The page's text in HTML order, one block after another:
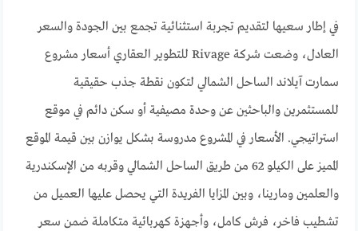
في إطار سعيها لتقديم تجربة استثنائية تجمع بين الجودة والسعر
العادل، وضعت شركة Rivage للتطوير العقاري أسعار مشروع
سمارت آيلاند الساحل الشمالي لتكون نقطة جذب حقيقية
للمستثمرين والباحثين عن وحدة مصيفية أو سكن دائم في موقع
استراتيجي. الأسعار في المشروع مدروسة بشكل يوازن بين قيمة الموقع
المميز على الكيلو 62 من طريق الساحل الشمالي وقربه من الإسكندرية
والعلمين ومارينا، وبين المزايا الفريدة التي يحصل عليها العميل من
تشطيب فاخر، فرش كامل، وأجهزة كهربائية متكاملة ضمن سعر